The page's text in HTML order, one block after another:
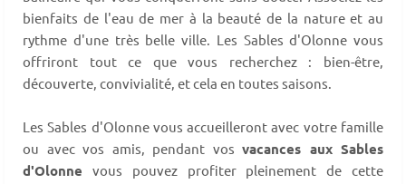
bienfaits de l'eau de mer à la beauté de la nature et au
rythme d'une très belle ville. Les Sables d'Olonne vous
offriront tout ce que vous recherchez : bien-être,
découverte, convivialité, et cela en toutes saisons.
Les Sables d'Olonne vous accueilleront avec votre famille
ou avec vos amis, pendant vos vacances aux Sables
d'Olonne vous pouvez profiter pleinement de cette